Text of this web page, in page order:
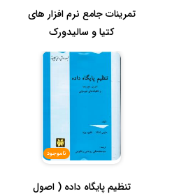
تمرینات جامع نرم افزار های
کتیا و سالیدورک
ناموجود
تنظیم پایگاه داده ( اصول